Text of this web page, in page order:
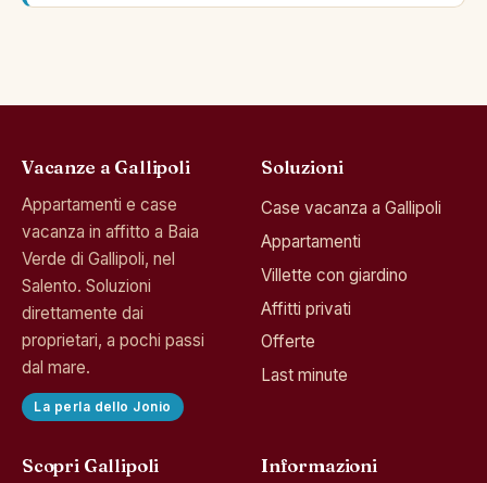
Vacanze a Gallipoli
Appartamenti e case
vacanza in affitto a Baia
Verde di Gallipoli, nel
Salento. Soluzioni
direttamente dai
proprietari, a pochi passi
dal mare.
La perla dello Jonio
Soluzioni
Case vacanza a Gallipoli
Appartamenti
Villette con giardino
Affitti privati
Offerte
Last minute
Scopri Gallipoli Informazioni